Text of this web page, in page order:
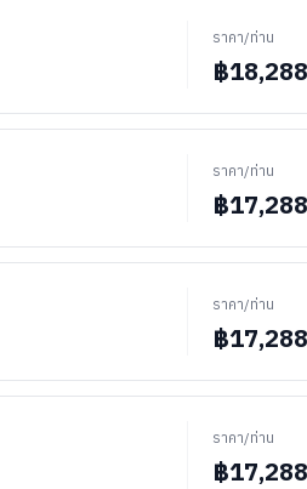
ราคา/ท่าน
฿18,288
ราคา/ท่าน
฿17,288
ราคา/ท่าน
฿17,288
ราคา/ท่าน
฿17,288